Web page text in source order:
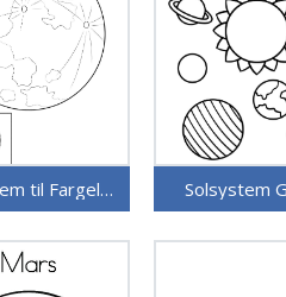
Solsystem til Fargelegging Solsystem